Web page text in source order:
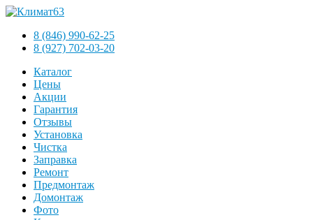
8 (846) 990-62-25
8 (927) 702-03-20
Каталог
Цены
Акции
Гарантия
Отзывы
Установка
Чистка
Заправка
Ремонт
Предмонтаж
Домонтаж
Фото